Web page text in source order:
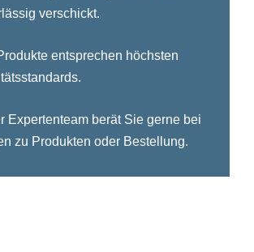
verschickt.
entsprechen höchsten
Expertenteam berät Sie gerne bei
zu Produkten oder Bestellung.